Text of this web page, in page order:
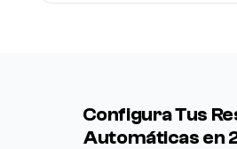
Configura Tus
Automáticas en